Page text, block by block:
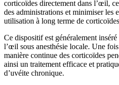
corticoïdes directement dans l’œil,
des administrations et minimiser les
utilisation à long terme de
Ce dispositif est généralement
l’œil sous anesthésie locale. Une
manière continue des corticoïdes
ainsi un traitement efficace et
d’uvéite chronique.